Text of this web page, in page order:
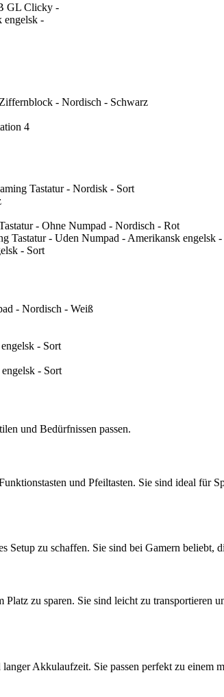
GL Clicky -
engelsk -
- Nordisch - Schwarz
4
Tastatur - Nordisk - Sort
- Ohne Numpad - Nordisch - Rot
- Uden Numpad - Amerikansk engelsk
- Sort
- Nordisch - Weiß
- Sort
- Sort
und Bedürfnissen passen.
und Pfeiltasten. Sie sind ideal für
zu schaffen. Sie sind bei Gamern beliebt,
zu sparen. Sie sind leicht zu transportieren
Akkulaufzeit. Sie passen perfekt zu einem